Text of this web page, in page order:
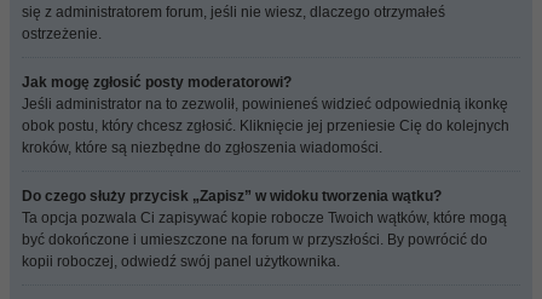
się z administratorem forum, jeśli nie wiesz, dlaczego otrzymałeś
ostrzeżenie.
Jak mogę zgłosić posty moderatorowi?
Jeśli administrator na to zezwolił, powinieneś widzieć odpowiednią ikonkę
obok postu, który chcesz zgłosić. Kliknięcie jej przeniesie Cię do kolejnych
kroków, które są niezbędne do zgłoszenia wiadomości.
Do czego służy przycisk „Zapisz” w widoku tworzenia wątku?
Ta opcja pozwala Ci zapisywać kopie robocze Twoich wątków, które mogą
być dokończone i umieszczone na forum w przyszłości. By powrócić do
kopii roboczej, odwiedź swój panel użytkownika.